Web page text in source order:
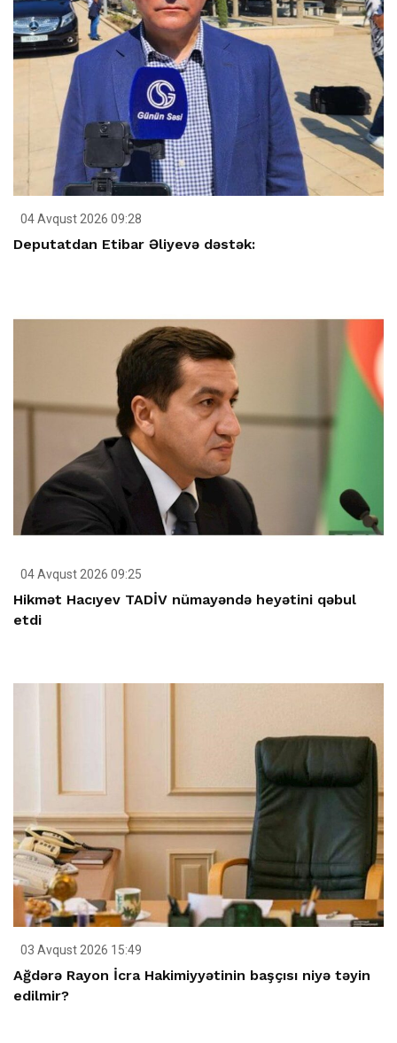
04 Avqust 2026 09:28
Deputatdan Etibar Əliyevə dəstək:
04 Avqust 2026 09:25
Hikmət Hacıyev TADİV nümayəndə heyətini qəbul
etdi
03 Avqust 2026 15:49
Ağdərə Rayon İcra Hakimiyyətinin başçısı niyə təyin
edilmir?